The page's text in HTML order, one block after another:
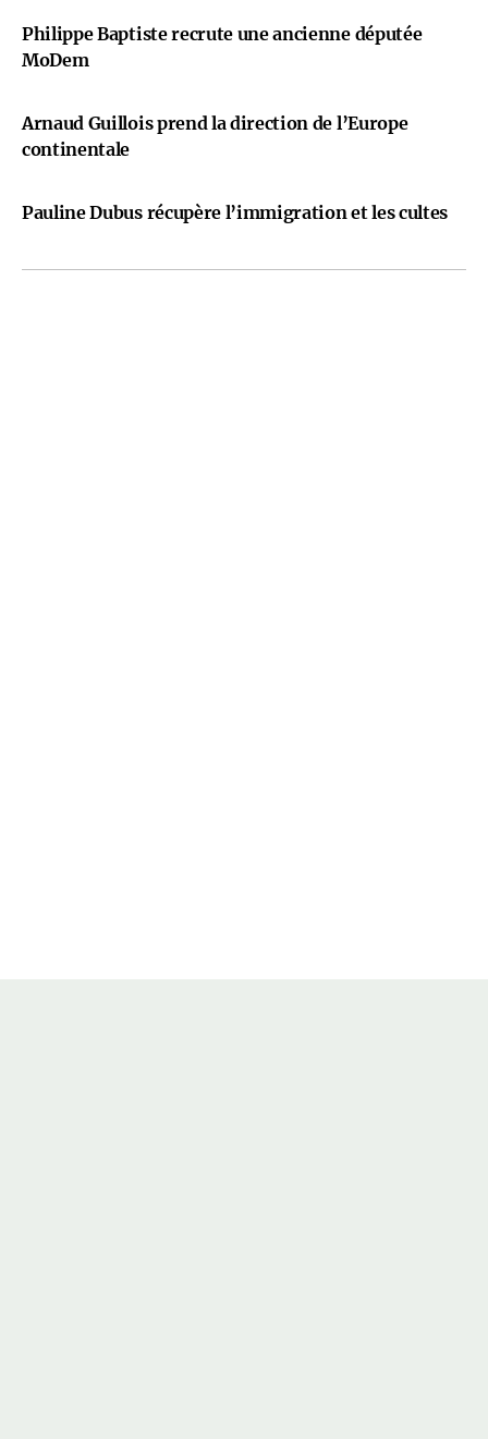
Philippe Baptiste recrute une ancienne députée
MoDem
Arnaud Guillois prend la direction de l’Europe
continentale
Pauline Dubus récupère l’immigration et les cultes